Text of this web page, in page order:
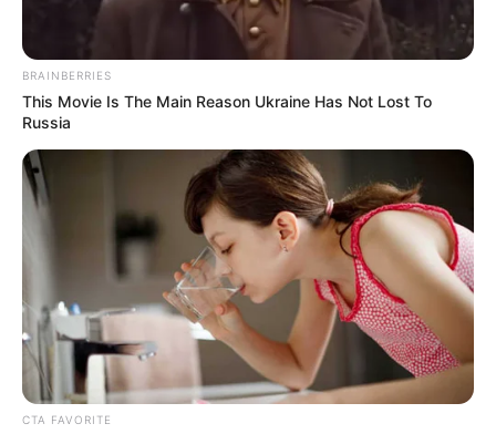
Im Sommer gehören auchBademöglichkeiten
zu den
Ausflugszielen.
Ausflugsziele und Sehenswürdigkeiten in
Flensburg und in Harrislee bzw. im Umkreis von
rund 30 km:
BRAINBERRIES
This Movie Is The Main Reason Ukraine Has Not Lost To
Russia
CTA FAVORITE